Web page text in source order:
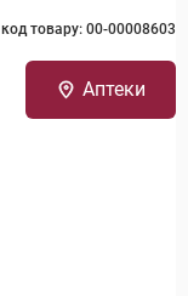
код товару: 00-00008603
Аптеки